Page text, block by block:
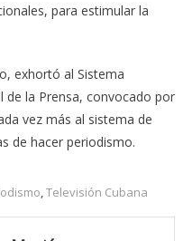
para estimular la
exhortó al Sistema
de la Prensa, convocado por
vez más al sistema de
de hacer periodismo.
,Televisión Cubana